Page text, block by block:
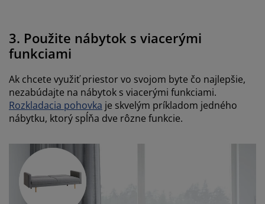
3. Použite nábytok s viacerými
funkciami
Ak chcete využiť priestor vo svojom byte čo najlepšie,
nezabúdajte na nábytok s viacerými funkciami.
Rozkladacia pohovka je skvelým príkladom jedného
nábytku, ktorý spĺňa dve rôzne funkcie.